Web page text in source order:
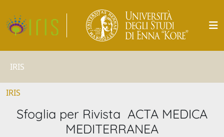
IRIS
IRIS
Sfoglia per Rivista ACTA MEDICA
MEDITERRANEA